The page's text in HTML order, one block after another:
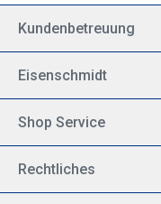
Kundenbetreuung
Eisenschmidt
Shop Service
Rechtliches